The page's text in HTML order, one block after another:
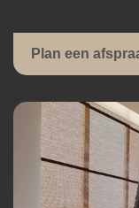
Plan een